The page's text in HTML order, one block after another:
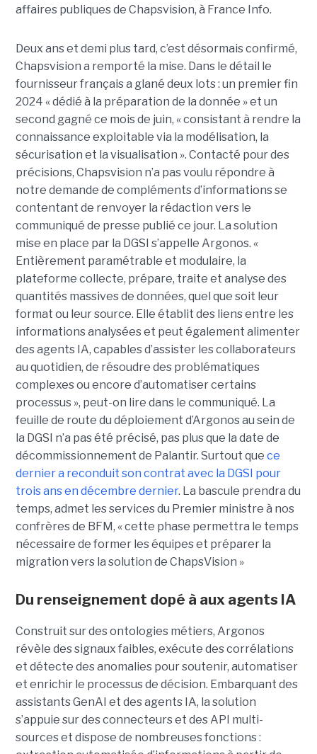
affaires publiques de Chapsvision, à France Info.
Deux ans et demi plus tard, c’est désormais confirmé,
Chapsvision a remporté la mise. Dans le détail le
fournisseur français a glané deux lots : un premier fin
2024 « dédié à la préparation de la donnée » et un
second gagné ce mois de juin, « consistant à rendre la
connaissance exploitable via la modélisation, la
sécurisation et la visualisation ». Contacté pour des
précisions, Chapsvision n’a pas voulu répondre à
notre demande de compléments d’informations se
contentant de renvoyer la rédaction vers le
communiqué de presse publié ce jour. La solution
mise en place par la DGSI s’appelle Argonos. «
Entièrement paramétrable et modulaire, la
plateforme collecte, prépare, traite et analyse des
quantités massives de données, quel que soit leur
format ou leur source. Elle établit des liens entre les
informations analysées et peut également alimenter
des agents IA, capables d’assister les collaborateurs
au quotidien, de résoudre des problématiques
complexes ou encore d’automatiser certains
processus », peut-on lire dans le communiqué. La
feuille de route du déploiement d’Argonos au sein de
la DGSI n’a pas été précisé, pas plus que la date de
décommissionnement de Palantir. Surtout que ce
dernier a reconduit son contrat avec la DGSI pour
trois ans en décembre dernier. La bascule prendra du
temps, admet les services du Premier ministre à nos
confrères de BFM, « cette phase permettra le temps
nécessaire de former les équipes et préparer la
migration vers la solution de ChapsVision »
Du renseignement dopé à aux agents IA
Construit sur des ontologies métiers, Argonos
révèle des signaux faibles, exécute des corrélations
et détecte des anomalies pour soutenir, automatiser
et enrichir le processus de décision. Embarquant des
assistants GenAI et des agents IA, la solution
s’appuie sur des connecteurs et des API multi-
sources et dispose de nombreuses fonctions :